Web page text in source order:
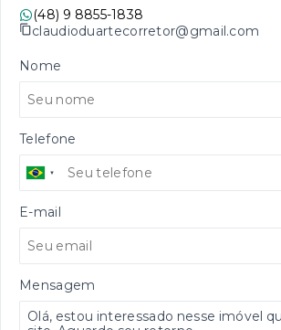
(48) 9 8855-1838
claudioduartecorretor@gmail.com
Nome
Telefone
E-mail
Mensagem